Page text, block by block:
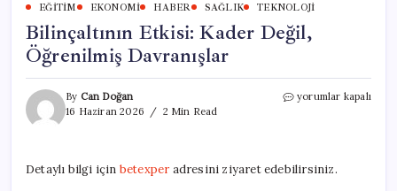
EĞITIM EKONOMI HABER SAĞLIK TEKNOLOJI
Bilinçaltının Etkisi: Kader Değil,
Öğrenilmiş Davranışlar
By Can Doğan
16 Haziran 2026
2 Min Read
Bilinçaltının
Davranışlar
yorumlar kapalı
Detaylı bilgi için betexper adresini ziyaret edebilirsiniz.